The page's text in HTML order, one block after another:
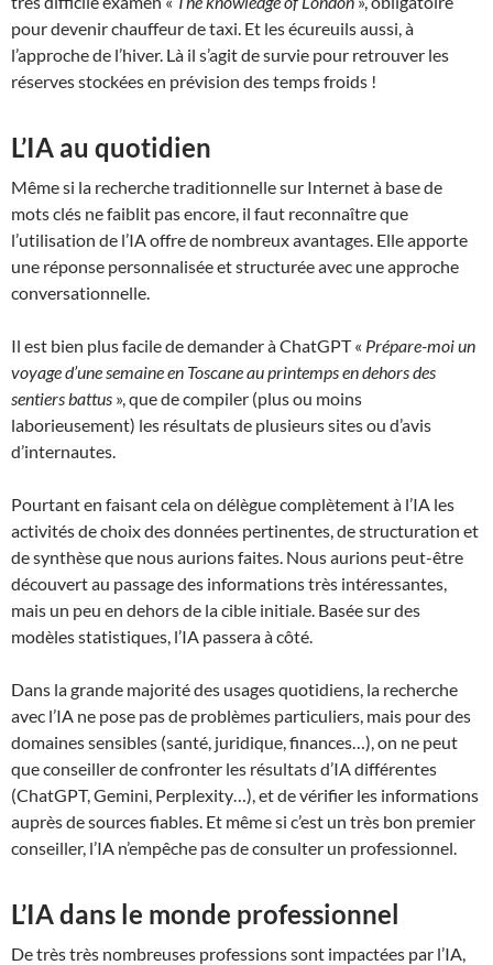
pour devenir chauffeur de taxi. Et les écureuils aussi, à
l’approche de l’hiver. Là il s’agit de survie pour retrouver les
réserves stockées en prévision des temps froids !
L’IA au quotidien
Même si la recherche traditionnelle sur Internet à base de
mots clés ne faiblit pas encore, il faut reconnaître que
l’utilisation de l’IA offre de nombreux avantages. Elle apporte
une réponse personnalisée et structurée avec une approche
conversationnelle.
Il est bien plus facile de demander à ChatGPT « Prépare-moi un
voyage d’une semaine en Toscane au printemps en dehors des
sentiers battus », que de compiler (plus ou moins
laborieusement) les résultats de plusieurs sites ou d’avis
d’internautes.
Pourtant en faisant cela on délègue complètement à l’IA les
activités de choix des données pertinentes, de structuration et
de synthèse que nous aurions faites. Nous aurions peut-être
découvert au passage des informations très intéressantes,
mais un peu en dehors de la cible initiale. Basée sur des
modèles statistiques, l’IA passera à côté.
Dans la grande majorité des usages quotidiens, la recherche
avec l’IA ne pose pas de problèmes particuliers, mais pour des
domaines sensibles (santé, juridique, finances…), on ne peut
que conseiller de confronter les résultats d’IA différentes
(ChatGPT, Gemini, Perplexity…), et de vérifier les informations
auprès de sources fiables. Et même si c’est un très bon premier
conseiller, l’IA n’empêche pas de consulter un professionnel.
L’IA dans le monde professionnel
De très très nombreuses professions sont impactées par l’IA,